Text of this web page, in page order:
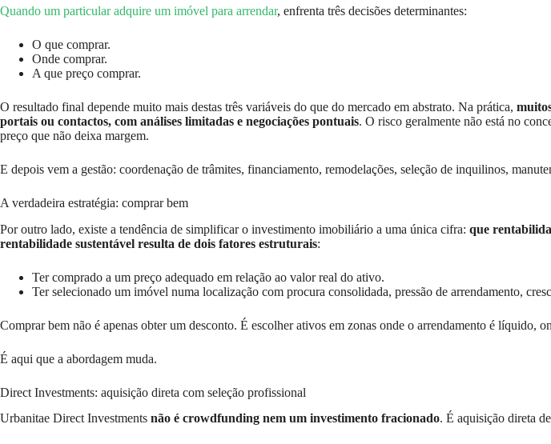
Quando um particular adquire um imóvel para arrendar, enfrenta três decisões determinantes:
O que comprar.
Onde comprar.
A que preço comprar.
O resultado final depende muito mais destas três variáveis do que do mercado em abstrato. Na prática,
portais ou contactos, com análises limitadas e negociações pontuais. O risco geralmente não está no
preço que não deixa margem.
E depois vem a gestão: coordenação de trâmites, financiamento, remodelações, seleção de inquilinos,
A verdadeira estratégia: comprar bem
Por outro lado, existe a tendência de simplificar o investimento imobiliário a uma única cifra: que
rentabilidade sustentável resulta de dois fatores estruturais:
Ter comprado a um preço adequado em relação ao valor real do ativo.
Ter selecionado um imóvel numa localização com procura consolidada, pressão de arrendamento,
Comprar bem não é apenas obter um desconto. É escolher ativos em zonas onde o arrendamento é líquido,
É aqui que a abordagem muda.
Direct Investments: aquisição direta com seleção profissional
Urbanitae Direct Investments não é crowdfunding nem um investimento fracionado. É aquisição direta